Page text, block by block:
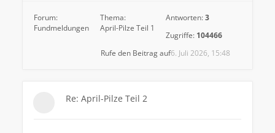
Forum:
Fundmeldungen
Thema:
April-Pilze Teil 1
Antworten:3
Zugriffe: 104466
6. Juli 2026, 15:48
Rufe den Beitrag auf
Re: April-Pilze Teil 2